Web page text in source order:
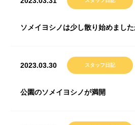
ソメイヨシノは少し散り始めまし
2023.03.30 スタッフ日記
公園のソメイヨシノが満開